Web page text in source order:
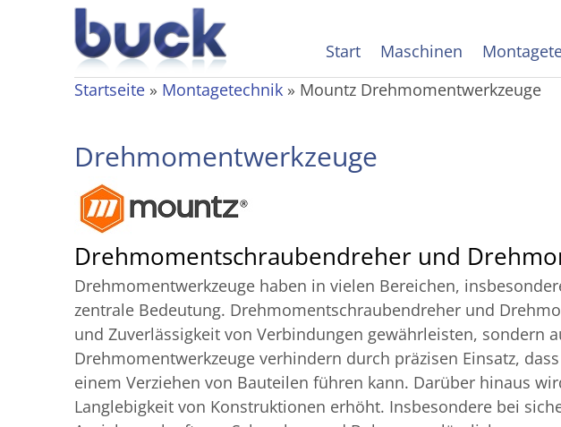
Start Maschinen
Startseite » Montagetechnik » Mountz Drehmomentwerkzeuge
Drehmoment­werkzeuge
Drehmoment­schraubendreher und
Drehmomentwerkzeuge haben in vielen Bereichen,
zentrale Bedeutung. Drehmomentschraubendreher und
und Zuverlässigkeit von Verbindungen gewährleisten, sondern
Drehmomentwerkzeuge verhindern durch präzisen Einsatz,
einem Verziehen von Bauteilen führen kann. Darüber hinaus
Langlebigkeit von Konstruktionen erhöht. Insbesondere bei